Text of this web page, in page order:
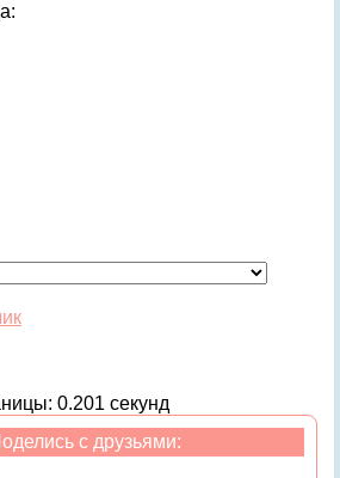
0.201 секунд
с друзьями: